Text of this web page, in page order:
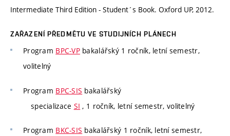
Intermediate Third Edition - Student´s Book. Oxford UP, 2012.
ZAŘAZENÍ PŘEDMĚTU VE STUDIJNÍCH PLÁNECH
Program BPC-VPbakalářský 1 ročník, letní semestr,
volitelný
Program BPC-SIS bakalářský
specializace SI , 1 ročník, letní semestr, volitelný
Program BKC-SIS bakalářský 1 ročník, letní semestr,